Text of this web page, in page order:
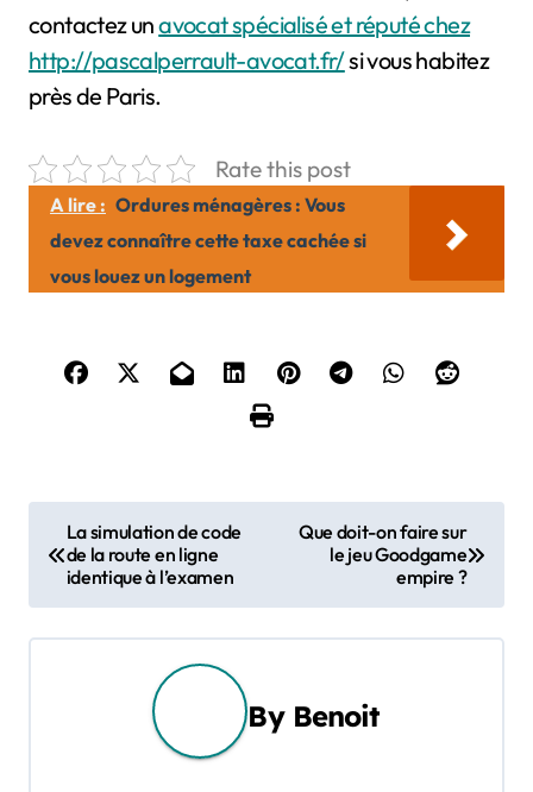
contactez unavocat spécialisé et réputé chez
http://pascalperrault-avocat.fr/si vous habitez
près de Paris.
Rate this post
A lire : Ordures ménagères : Vous
devez connaître cette taxe cachée si
vous louez un logement
a
v
La simulation de code
de la route en ligne
identique à l’examen
Que doit-on faire sur
le jeu Goodgame
empire ?
By Benoit